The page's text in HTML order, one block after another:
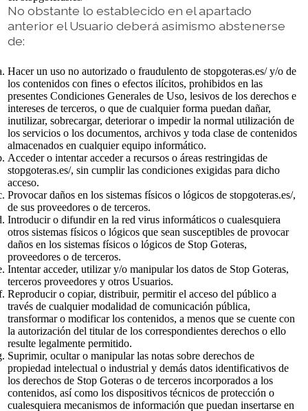
No obstante lo establecido en el apartado
anterior el Usuario deberá asimismo abstenerse
de:
Hacer un uso no autorizado o fraudulento de stopgoteras.es/ y/o de
los contenidos con fines o efectos ilícitos, prohibidos en las
presentes Condiciones Generales de Uso, lesivos de los derechos e
intereses de terceros, o que de cualquier forma puedan dañar,
inutilizar, sobrecargar, deteriorar o impedir la normal utilización de
los servicios o los documentos, archivos y toda clase de contenidos
almacenados en cualquier equipo informático.
Acceder o intentar acceder a recursos o áreas restringidas de
stopgoteras.es/, sin cumplir las condiciones exigidas para dicho
acceso.
Provocar daños en los sistemas físicos o lógicos de stopgoteras.es/,
de sus proveedores o de terceros.
Introducir o difundir en la red virus informáticos o cualesquiera
otros sistemas físicos o lógicos que sean susceptibles de provocar
daños en los sistemas físicos o lógicos de Stop Goteras,
proveedores o de terceros.
Intentar acceder, utilizar y/o manipular los datos de Stop Goteras,
terceros proveedores y otros Usuarios.
Reproducir o copiar, distribuir, permitir el acceso del público a
través de cualquier modalidad de comunicación pública,
transformar o modificar los contenidos, a menos que se cuente con
la autorización del titular de los correspondientes derechos o ello
resulte legalmente permitido.
Suprimir, ocultar o manipular las notas sobre derechos de
propiedad intelectual o industrial y demás datos identificativos de
los derechos de Stop Goteras o de terceros incorporados a los
contenidos, así como los dispositivos técnicos de protección o
cualesquiera mecanismos de información que puedan insertarse en